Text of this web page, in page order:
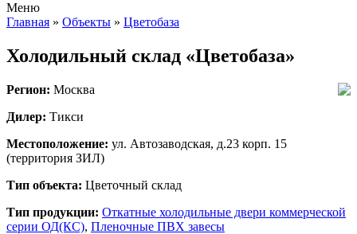
Меню
Главная » Объекты » Цветобаза
Холодильный склад «Цветобаза»
Регион: Москва
Дилер: Тикси
Местоположение: ул. Автозаводская, д.23 корп. 15
(территория ЗИЛ)
Тип объекта: Цветочный склад
Тип продукции: Откатные холодильные двери коммерческой
серии ОД(КС), Пленочные ПВХ завесы